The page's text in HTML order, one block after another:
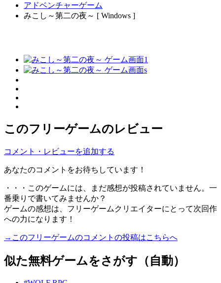
アドベンチャーゲーム
みこし～第二の夜～ [ Windows ]
このフリーゲームのレビュー
コメント・レビューを追加する
あなたのコメントをお待ちしています！
・・・このゲームには、まだ感想が投稿されていません。一
番乗りで書いてみませんか？
ゲームの感想は、フリーゲームクリエイターにとって次回作
への力になります！
→このフリーゲームのコメントの投稿はこちらへ
似た無料ゲームをさがす（自動）